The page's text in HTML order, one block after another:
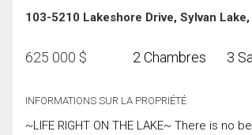
103-5210 Lakeshore Drive, Sylvan
625 000 $ 2 Chambres 3
INFORMATIONS SUR LA PROPRIÉTÉ
~LIFE RIGHT ON THE LAKE~ There is no